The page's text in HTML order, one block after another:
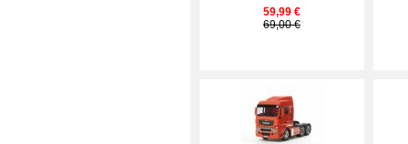
59,99 €
69,00 €